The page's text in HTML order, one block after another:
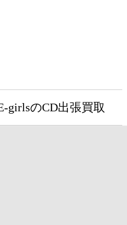
girlsのCD出張買取